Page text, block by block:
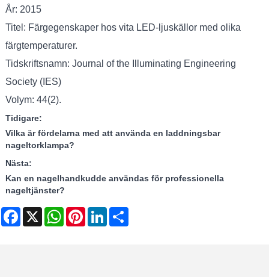
År: 2015
Titel: Färgegenskaper hos vita LED-ljuskällor med olika
färgtemperaturer.
Tidskriftsnamn: Journal of the Illuminating Engineering
Society (IES)
Volym: 44(2).
Tidigare:
Vilka är fördelarna med att använda en laddningsbar
nageltorklampa?
Nästa:
Kan en nagelhandkudde användas för professionella
nageltjänster?
Facebook
X WhatsAppPinterestLinkedIn